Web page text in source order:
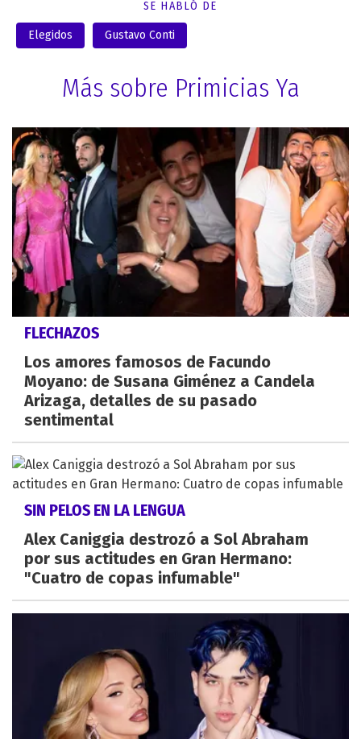
SE HABLÓ DE
Elegidos Gustavo Conti
Más sobre Primicias Ya
FLECHAZOS
Los amores famosos de Facundo
Moyano: de Susana Giménez a Candela
Arizaga, detalles de su pasado
sentimental
SIN PELOS EN LA LENGUA
Alex Caniggia destrozó a Sol Abraham
por sus actitudes en Gran Hermano:
"Cuatro de copas infumable"